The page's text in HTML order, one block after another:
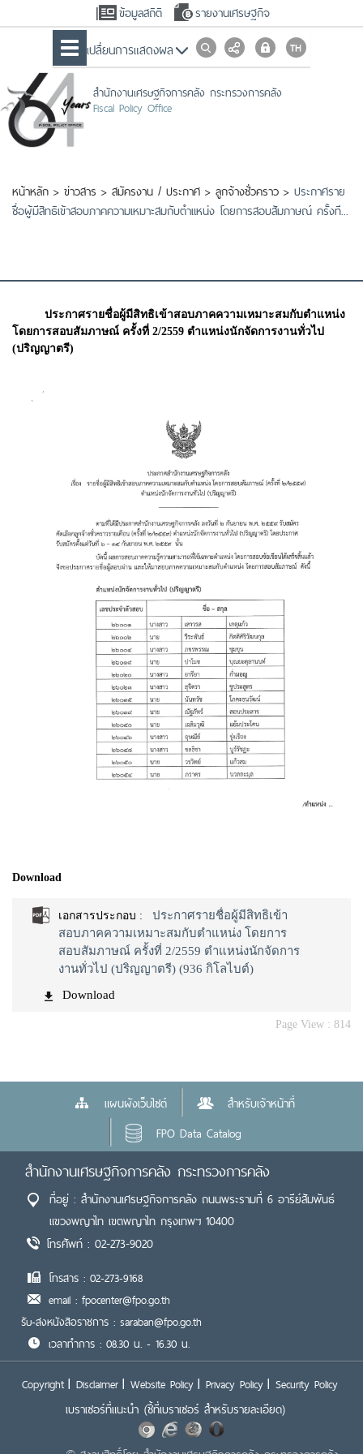
ข้อมูลสถิติ รายงานเศรษฐกิจ
เปลื่ยนการแสดงผล
สำนักงานเศรษฐกิจการคลัง กระทรวงการคลัง
Fiscal Policy Office
หน้าหลัก > ข่าวสาร > สมัครงาน / ประกาศ > ลูกจ้างชั่วคราว > ประกาศราย
ชื่อผู้มีสิทธิเข้าสอบภาคความเหมาะสมกับตำแหน่ง โดยการสอบสัมภาษณ์ ครั้งที...
ประกาศรายชื่อผู้มีสิทธิเข้าสอบภาคความเหมาะสมกับตำแหน่ง
โดยการสอบสัมภาษณ์ ครั้งที่ 2/2559 ตำแหน่งนักจัดการงานทั่วไป
(ปริญญาตรี)
Download
เอกสารประกอบ :
ประกาศรายชื่อผู้มีสิทธิเข้า
สอบภาคความเหมาะสมกับตำแหน่ง โดยการ
สอบสัมภาษณ์ ครั้งที่ 2/2559 ตำแหน่งนักจัดการ
งานทั่วไป (ปริญญาตรี) (936 กิโลไบต์)
Download
Page View : 814
แผนผังเว็บไซต์
สำหรับเจ้าหน้าที่
FPO Data Catalog
สำนักงานเศรษฐกิจการคลัง กระทรวงการคลัง
ที่อยู่ : สำนักงานเศรษฐกิจการคลัง ถนนพระรามที่ 6 อารีย์สัมพันธ์
แขวงพญาไท เขตพญาไท กรุงเทพฯ 10400
โทรศัพท์ : 02-273-9020
โทรสาร : 02-273-9168
email : fpocenter@fpo.go.th
รับ-ส่งหนังสือราชการ : saraban@fpo.go.th
เวลาทำการ : 08.30 น. - 16.30 น.
Copyright Disclaimer Website Policy Privacy Policy Security Policy
เบราเซอร์ที่แนะนำ (ชี้ที่เบราเซอร์ สำหรับรายละเอียด)